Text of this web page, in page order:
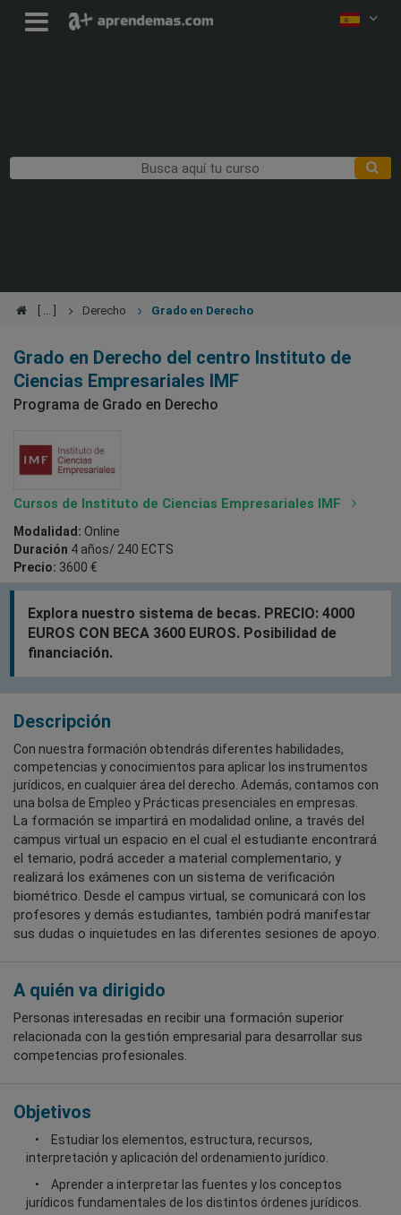
Derecho Grado en Derecho
Grado en Derecho del centro Instituto de
Ciencias Empresariales IMF
Programa de Grado en Derecho
Cursos de Instituto de Ciencias Empresariales IMF
Modalidad: Online
Duración 4 años/ 240 ECTS
Precio: 3600 €
Explora nuestro sistema de becas. PRECIO: 4000
EUROS CON BECA 3600 EUROS. Posibilidad de
financiación.
Descripción
Con nuestra formación obtendrás diferentes habilidades,
competencias y conocimientos para aplicar los instrumentos
jurídicos, en cualquier área del derecho. Además, contamos con
una bolsa de Empleo y Prácticas presenciales en empresas.
La formación se impartirá en modalidad online, a través del
campus virtual un espacio en el cual el estudiante encontrará
el temario, podrá acceder a material complementario, y
realizará los exámenes con un sistema de verificación
biométrico. Desde el campus virtual, se comunicará con los
profesores y demás estudiantes, también podrá manifestar
sus dudas o inquietudes en las diferentes sesiones de apoyo.
A quién va dirigido
Personas interesadas en recibir una formación superior
relacionada con la gestión empresarial para desarrollar sus
competencias profesionales.
Objetivos
Estudiar los elementos, estructura, recursos,
interpretación y aplicación del ordenamiento jurídico.
Aprender a interpretar las fuentes y los conceptos
jurídicos fundamentales de los distintos órdenes jurídicos.